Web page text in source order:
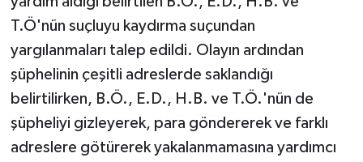
T.Ö'nün suçluyu kaydırma suçundan
yargılanmaları talep edildi. Olayın ardından
şüphelinin çeşitli adreslerde saklandığı
belirtilirken, B.Ö., E.D., H.B. ve T.Ö.'nün de
şüpheliyi gizleyerek, para göndererek ve farklı
adreslere götürerek yakalanmamasına yardımcı